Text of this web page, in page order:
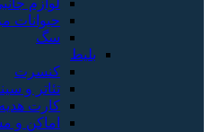
لوازم
حیوانات
سگ
بلیط
کنسرت
تئاتر و
کارت
اماکن و